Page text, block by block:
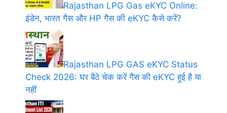
Rajasthan LPG Gas eKYC Online:
इंडेन, भारत गैस और HP गैस की eKYC कैसे करें?
Rajasthan LPG GAS eKYC Status
Check 2026: घर बैठे चेक करें गैस की eKYC हुई है या
नहीं